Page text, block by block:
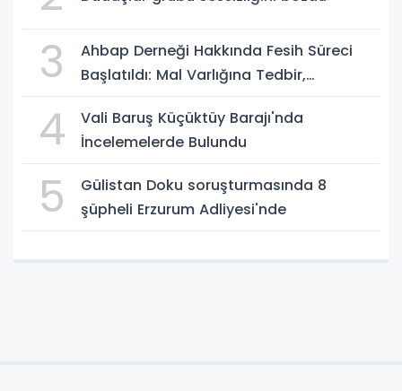
3
Ahbap Derneği Hakkında Fesih Süreci
Başlatıldı: Mal Varlığına Tedbir,
4
Vali Baruş Küçüktüy Barajı'nda
İncelemelerde Bulundu
5
Gülistan Doku soruşturmasında 8
şüpheli Erzurum Adliyesi'nde